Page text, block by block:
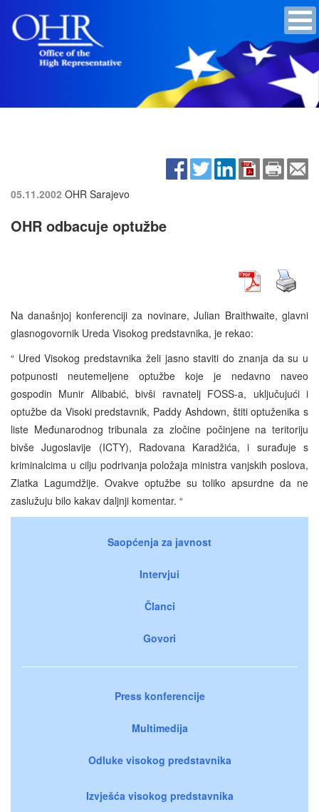
05.11.2002 OHR Sarajevo
OHR odbacuje optužbe
Na današnjoj konferenciji za novinare, Julian Braithwaite, glavni
glasnogovornik Ureda Visokog predstavnika, je rekao:
“ Ured Visokog predstavnika želi jasno staviti do znanja da su u
potpunosti neutemeljene optužbe koje je nedavno naveo
gospodin Munir Alibabić, bivši ravnatelj FOSS-a, uključujući i
optužbe da Visoki predstavnik, Paddy Ashdown, štiti optuženika s
liste Međunarodnog tribunala za zločine počinjene na teritoriju
bivše Jugoslavije (ICTY), Radovana Karadžića, i surađuje s
kriminalcima u cilju podrivanja položaja ministra vanjskih poslova,
Zlatka Lagumdžije. Ovakve optužbe su toliko apsurdne da ne
zaslužuju bilo kakav daljnji komentar. “
Saopćenja za javnost
Intervjui
Članci
Govori
Press konferencije
Multimedija
Odluke visokog predstavnika
Izvješća visokog predstavnika